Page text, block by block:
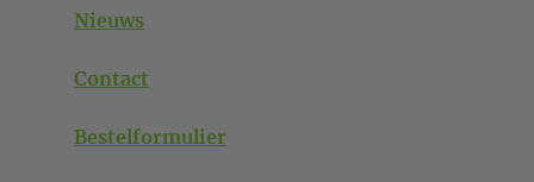
Nieuws
Contact
Bestelformulier